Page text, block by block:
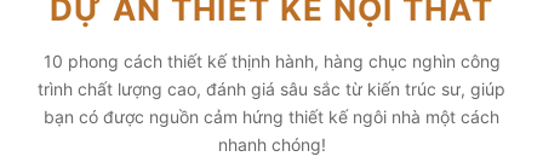
diện tích và thẩm mỹ
Xem chi tiết
DỰ ÁN THIẾT KẾ NỘI THẤT
10 phong cách thiết kế thịnh hành, hàng chục nghìn công
trình chất lượng cao, đánh giá sâu sắc từ kiến trúc sư, giúp
bạn có được nguồn cảm hứng thiết kế ngôi nhà một cách
nhanh chóng!